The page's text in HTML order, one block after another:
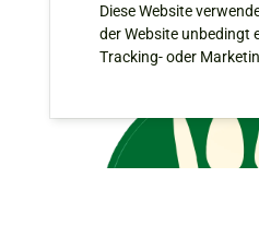
Diese Website
der Website unbedingt
Tracking- oder